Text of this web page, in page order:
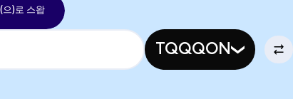
)로 스왑
TQQQON